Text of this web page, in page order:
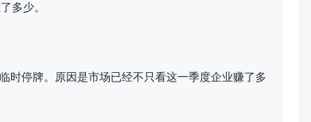
多少。
停牌。原因是市场已经不只看这一季度企业赚了多